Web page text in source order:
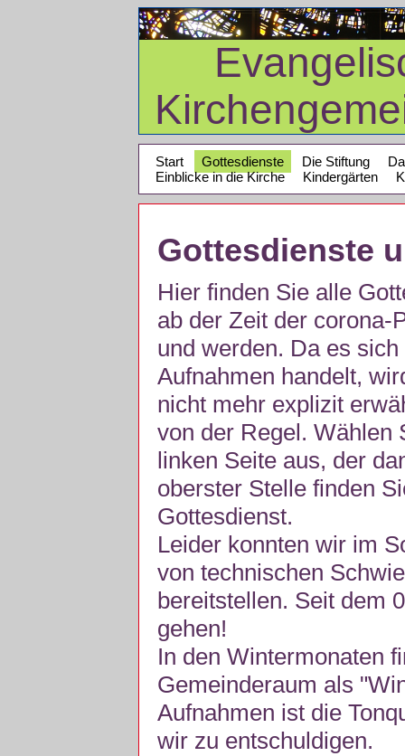
Start Gottesdienste Die Stiftung
Einblicke in die Kirche
Kindergärten
Gottesdienste
Hier finden Sie alle
ab der Zeit der corona-
und werden. Da es
Aufnahmen handelt,
nicht mehr explizit
von der Regel. Wählen
linken Seite aus, der
oberster Stelle finden
Gottesdienst.
Leider konnten wir im
von technischen
bereitstellen. Seit dem
gehen!
In den Wintermonaten
Gemeinderaum als
Aufnahmen ist die
wir zu entschuldigen.